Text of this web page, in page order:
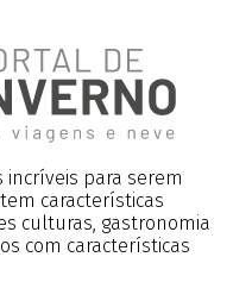
para serem
características
culturas, gastronomia
com características